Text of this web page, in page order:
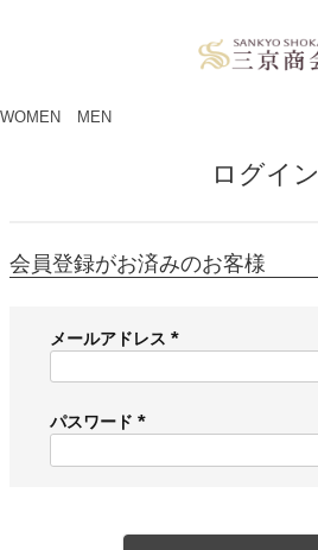
WOMEN MEN
ログイン
会員登録がお済みのお客様
メールアドレス
必
)
パスワード
必